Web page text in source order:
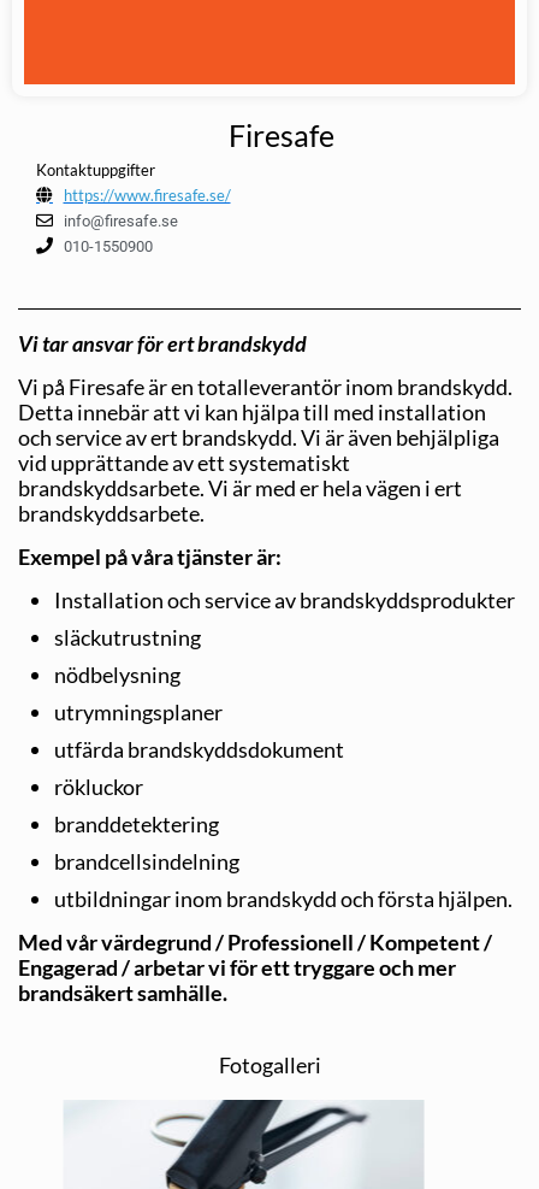
Firesafe
Kontaktuppgifter
https://www.firesafe.se/
info@firesafe.se
010-1550900
Vi tar ansvar för ert brandskydd
Vi på Firesafe är en totalleverantör inom brandskydd.
Detta innebär att vi kan hjälpa till med installation
och service av ert brandskydd. Vi är även behjälpliga
vid upprättande av ett systematiskt
brandskyddsarbete. Vi är med er hela vägen i ert
brandskyddsarbete.
Exempel på våra tjänster är:
Installation och service av brandskyddsprodukter
släckutrustning
nödbelysning
utrymningsplaner
utfärda brandskyddsdokument
rökluckor
branddetektering
brandcellsindelning
utbildningar inom brandskydd och första hjälpen.
Med vår värdegrund / Professionell / Kompetent /
Engagerad / arbetar vi för ett tryggare och mer
brandsäkert samhälle.
Fotogalleri